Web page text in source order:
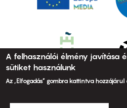
A felhasználói élmény javítása
sütiket használunk
Az „Elfogadás” gombra kattintva